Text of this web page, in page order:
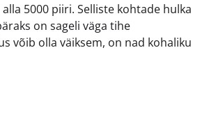
5000 piiri. Selliste kohtade hulka
on sageli väga tihe
võib olla väiksem, on nad kohaliku